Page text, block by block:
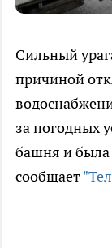
Сильный
причиной
за погодных
башня и была
сообщает